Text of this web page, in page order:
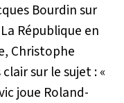
Bourdin sur
République en
Christophe
sur le sujet : «
joue Roland-